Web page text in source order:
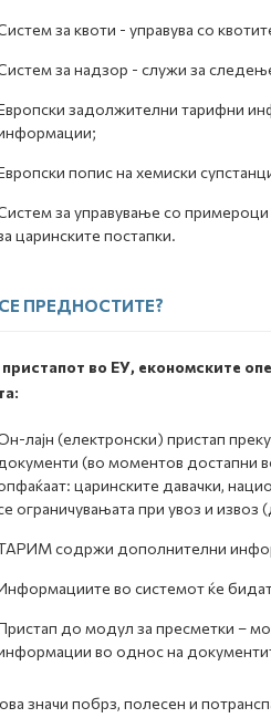
за квоти - управува со
за надзор - служи за
задолжителни тарифни
попис на хемиски
за управување со
царинските постапки.
ПРЕДНОСТИТЕ?
во ЕУ, економските
лајн (електронски) пристап
(во моментов достапни
царинските давачки,
ограничувањата при увоз и
содржи дополнителни
во системот ќе
до модул за пресметки –
во однос на
значи побрз, полесен и